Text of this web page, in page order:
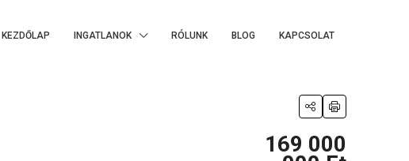
KEZDŐLAP INGATLANOK RÓLUNK BLOG KAPCSOLAT
169 000